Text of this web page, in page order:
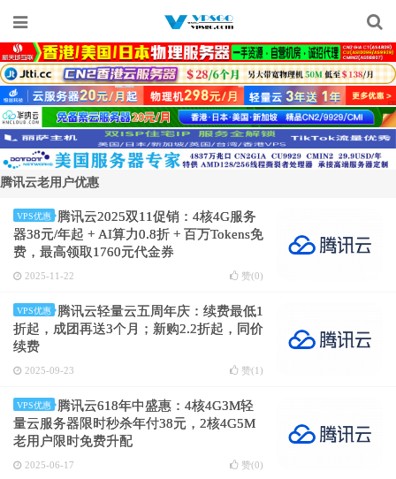
腾讯云老用户优惠
VPS优惠
腾讯云2025双11促销：4核4G服务
器38元/年起 + AI算力0.8折 + 百万Tokens免
费，最高领取1760元代金券
2025-11-22 赞(0)
VPS优惠
腾讯云轻量云五周年庆：续费最低1
折起，成团再送3个月；新购2.2折起，同价
续费
2025-09-23 赞(1 )
VPS优惠
腾讯云618年中盛惠：4核4G3M轻
量云服务器限时秒杀年付38元，2核4G5M
老用户限时免费升配
2025-06-17 赞(0)